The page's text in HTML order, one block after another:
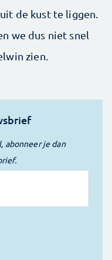
de kust te liggen.
we dus niet snel
zien.
abonneer je dan